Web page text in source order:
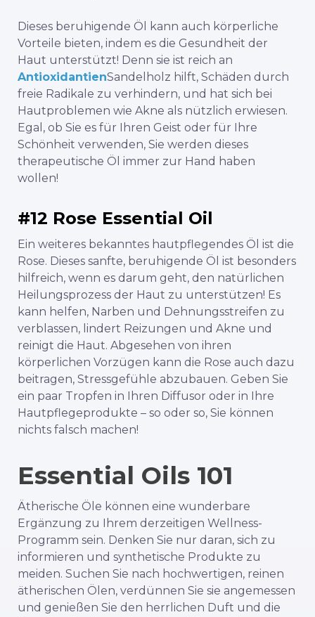
Dieses beruhigende Öl kann auch körperliche
Vorteile bieten, indem es die Gesundheit der
Haut unterstützt! Denn sie ist reich an
AntioxidantienSandelholz hilft, Schäden durch
freie Radikale zu verhindern, und hat sich bei
Hautproblemen wie Akne als nützlich erwiesen.
Egal, ob Sie es für Ihren Geist oder für Ihre
Schönheit verwenden, Sie werden dieses
therapeutische Öl immer zur Hand haben
wollen!
#12 Rose Essential Oil
Ein weiteres bekanntes hautpflegendes Öl ist die
Rose. Dieses sanfte, beruhigende Öl ist besonders
hilfreich, wenn es darum geht, den natürlichen
Heilungsprozess der Haut zu unterstützen! Es
kann helfen, Narben und Dehnungsstreifen zu
verblassen, lindert Reizungen und Akne und
reinigt die Haut. Abgesehen von ihren
körperlichen Vorzügen kann die Rose auch dazu
beitragen, Stressgefühle abzubauen. Geben Sie
ein paar Tropfen in Ihren Diffusor oder in Ihre
Hautpflegeprodukte – so oder so, Sie können
nichts falsch machen!
Essential Oils 101
Ätherische Öle können eine wunderbare
Ergänzung zu Ihrem derzeitigen Wellness-
Programm sein. Denken Sie nur daran, sich zu
informieren und synthetische Produkte zu
meiden. Suchen Sie nach hochwertigen, reinen
ätherischen Ölen, verdünnen Sie sie angemessen
und genießen Sie den herrlichen Duft und die